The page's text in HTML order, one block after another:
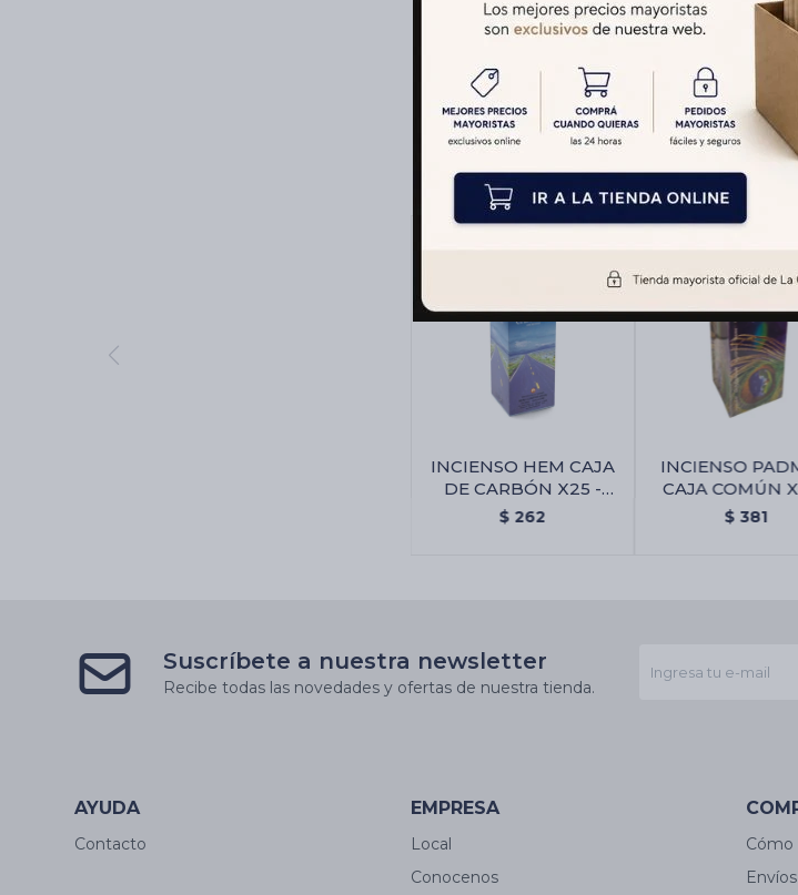
Productos que te
INCIENSO HEM CAJA
DE CARBÓN X25 -
Abre Camino
$ 262
INCIENSO
CAJA COMÚN
Brindavan
$ 381
Suscríbete a nuestra newsletter
Recibe todas las novedades y ofertas de nuestra tienda.
AYUDA
Contacto
EMPRESA
Local
Conocenos
Cómo